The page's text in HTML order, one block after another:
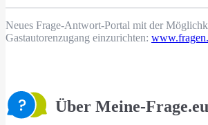
Neues Frage-Antwort-Portal mit der
Gastautorenzugang einzurichten:
Über Meine-Frage.eu